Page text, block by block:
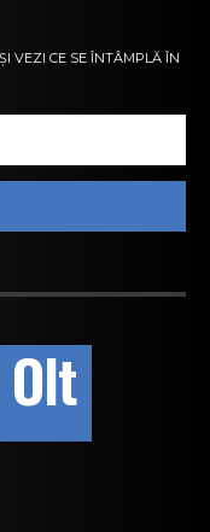
VEZI CE SE ÎNTÂMPLĂ ÎN